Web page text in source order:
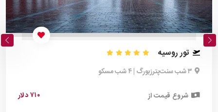
تور روسیه
۳ شب سنت‌پترزبورگ | ۴ شب مسکو
شروع قیمت از ۷۱۰ دلار